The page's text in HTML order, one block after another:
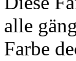
alle
Farbe